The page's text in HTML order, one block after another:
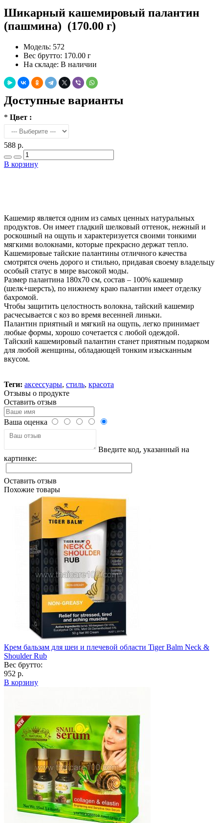
Шикарный кашемировый палантин
(пашмина) (170.00 г)
Модель: 572
Вес брутто: 170.00 г
На складе: В наличии
Доступные варианты
* Цвет :
588 р.
В корзину
Кашемир является одним из самых ценных натуральных
продуктов. Он имеет гладкий шелковый оттенок, нежный и
роскошный на ощупь и характеризуется своими тонкими
мягкими волокнами, которые прекрасно держат тепло.
Кашемировые тайские палантины отличного качества
смотрятся очень дорого и стильно, придавая своему владельцу
особый статус в мире высокой моды.
Размер палантина 180x70 см, состав – 100% кашемир
(шелк+шерсть), по нижнему краю палантин имеет отделку
бахромой.
Чтобы защитить целостность волокна, тайский кашемир
расчесывается с коз во время весенней линьки.
Палантин приятный и мягкий на ощупь, легко принимает
любые формы, хорошо сочетается с любой одеждой.
Тайский кашемировый палантин станет приятным подарком
для любой женщины, обладающей тонким изысканным
вкусом.
Теги: аксессуары, стиль, красота
Отзывы о продукте
Оставить отзыв
Ваша оценка
Введите код, указанный на
картинке:
Оставить отзыв
Похожие товары
Крем бальзам для шеи и плечевой области Tiger Balm Neck &
Shoulder Rub
Вес брутто:
952 р.
В корзину